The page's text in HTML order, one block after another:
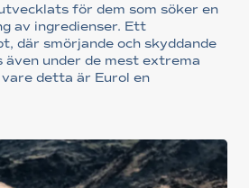
för dem som söker en
av ingredienser. Ett
där smörjande och skyddande
även under de mest extrema
detta är Eurol en